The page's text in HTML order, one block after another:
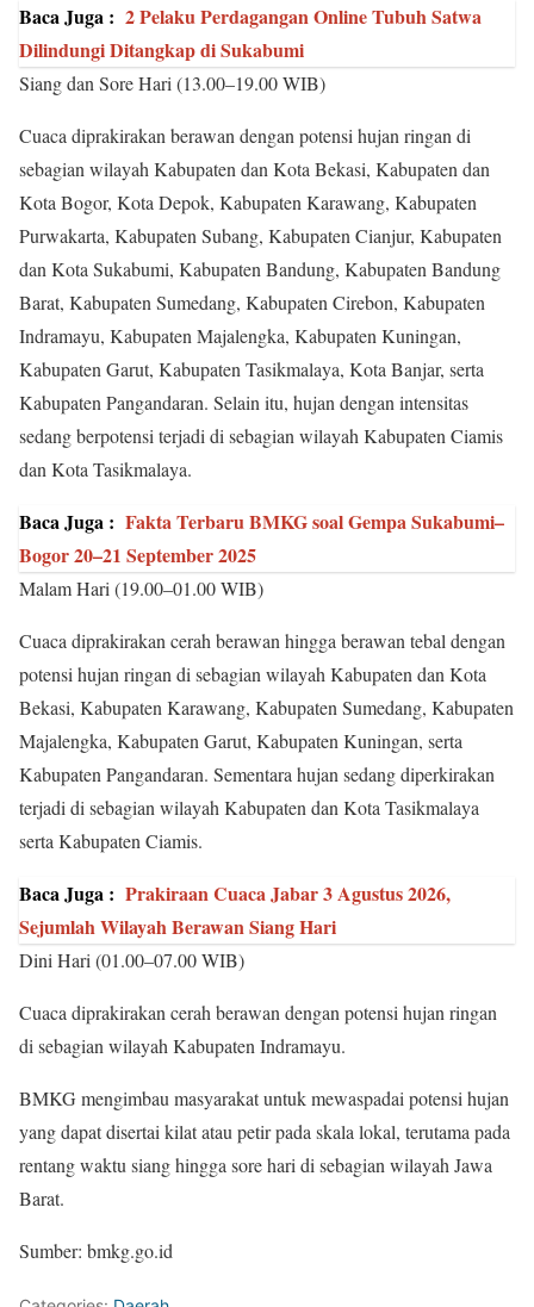
Baca Juga : 2 Pelaku Perdagangan Online Tubuh Satwa
Dilindungi Ditangkap di Sukabumi
Siang dan Sore Hari (13.00–19.00 WIB)
Cuaca diprakirakan berawan dengan potensi hujan ringan di
sebagian wilayah Kabupaten dan Kota Bekasi, Kabupaten dan
Kota Bogor, Kota Depok, Kabupaten Karawang, Kabupaten
Purwakarta, Kabupaten Subang, Kabupaten Cianjur, Kabupaten
dan Kota Sukabumi, Kabupaten Bandung, Kabupaten Bandung
Barat, Kabupaten Sumedang, Kabupaten Cirebon, Kabupaten
Indramayu, Kabupaten Majalengka, Kabupaten Kuningan,
Kabupaten Garut, Kabupaten Tasikmalaya, Kota Banjar, serta
Kabupaten Pangandaran. Selain itu, hujan dengan intensitas
sedang berpotensi terjadi di sebagian wilayah Kabupaten Ciamis
dan Kota Tasikmalaya.
Baca Juga : Fakta Terbaru BMKG soal Gempa Sukabumi–
Bogor 20–21 September 2025
Malam Hari (19.00–01.00 WIB)
Cuaca diprakirakan cerah berawan hingga berawan tebal dengan
potensi hujan ringan di sebagian wilayah Kabupaten dan Kota
Bekasi, Kabupaten Karawang, Kabupaten Sumedang, Kabupaten
Majalengka, Kabupaten Garut, Kabupaten Kuningan, serta
Kabupaten Pangandaran. Sementara hujan sedang diperkirakan
terjadi di sebagian wilayah Kabupaten dan Kota Tasikmalaya
serta Kabupaten Ciamis.
Baca Juga : Prakiraan Cuaca Jabar 3 Agustus 2026,
Sejumlah Wilayah Berawan Siang Hari
Dini Hari (01.00–07.00 WIB)
Cuaca diprakirakan cerah berawan dengan potensi hujan ringan
di sebagian wilayah Kabupaten Indramayu.
BMKG mengimbau masyarakat untuk mewaspadai potensi hujan
yang dapat disertai kilat atau petir pada skala lokal, terutama pada
rentang waktu siang hingga sore hari di sebagian wilayah Jawa
Barat.
Sumber: bmkg.go.id